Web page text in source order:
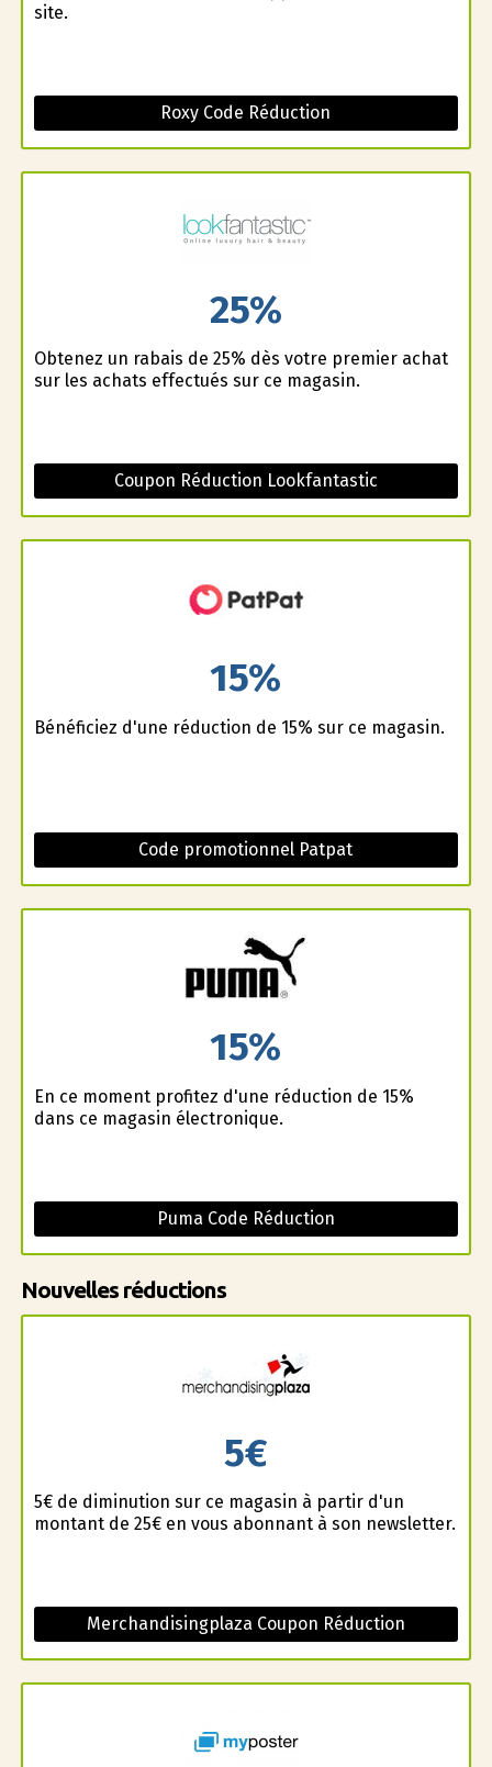
site.
Roxy Code Réduction
25%
Obtenez un rabais de 25% dès votre premier achat
sur les achats effectués sur ce magasin.
Coupon Réduction Lookfantastic
15%
Bénéficiez d'une réduction de 15% sur ce magasin.
Code promotionnel Patpat
15%
En ce moment profitez d'une réduction de 15%
dans ce magasin électronique.
Puma Code Réduction
Nouvelles réductions
5€
5€ de diminution sur ce magasin à partir d'un
montant de 25€ en vous abonnant à son newsletter.
Merchandisingplaza Coupon Réduction